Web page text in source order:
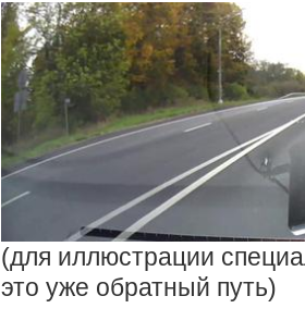
(для иллюстрации
это уже обратный путь)